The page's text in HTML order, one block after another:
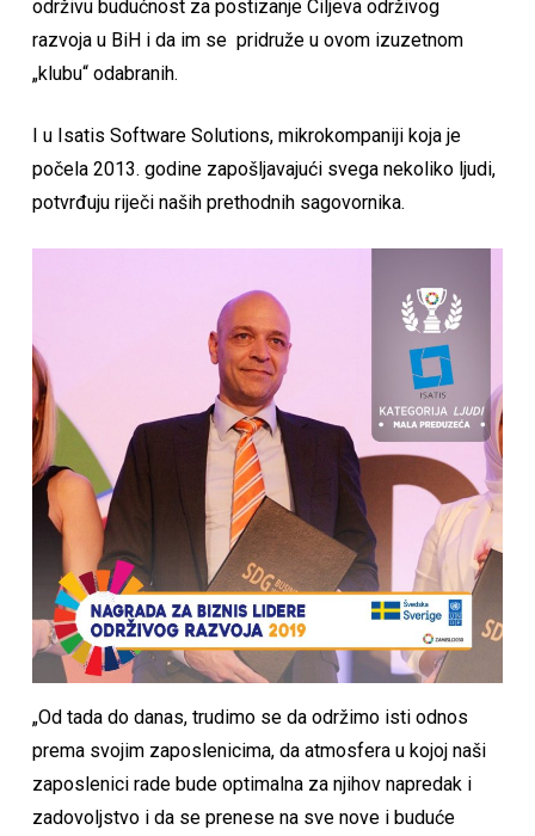
održivu budućnost za postizanje Ciljeva održivog
razvoja u BiH i da im se pridruže u ovom izuzetnom
„klubu“ odabranih.
I u Isatis Software Solutions, mikrokompaniji koja je
počela 2013. godine zapošljavajući svega nekoliko ljudi,
potvrđuju riječi naših prethodnih sagovornika.
„Od tada do danas, trudimo se da održimo isti odnos
prema svojim zaposlenicima, da atmosfera u kojoj naši
zaposlenici rade bude optimalna za njihov napredak i
zadovoljstvo i da se prenese na sve nove i buduće